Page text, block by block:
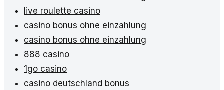
live roulette casino
casino bonus ohne einzahlung
casino bonus ohne einzahlung
888 casino
1go casino
casino deutschland bonus